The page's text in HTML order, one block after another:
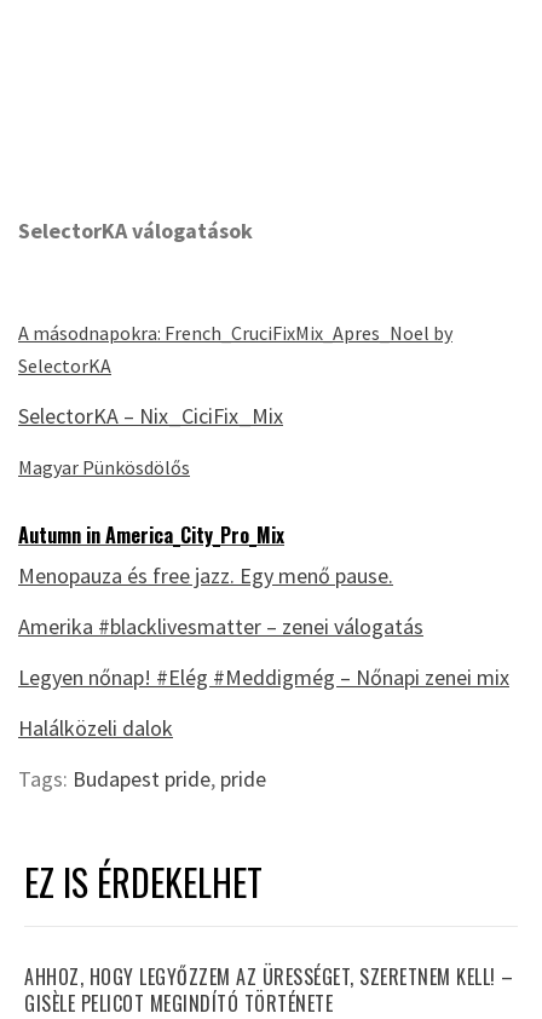
SelectorKA válogatások
A másodnapokra: French_CruciFixMix_Apres_Noel by
SelectorKA
SelectorKA – Nix_CiciFix_Mix
Magyar Pünkösdölős
Autumn in America_City_Pro_Mix
Menopauza és free jazz. Egy menő pause.
Amerika #blacklivesmatter – zenei válogatás
Legyen nőnap! #Elég #Meddigmég – Nőnapi zenei mix
Halálközeli dalok
Tags: Budapest pride, pride
EZ IS ÉRDEKELHET
AHHOZ, HOGY LEGYŐZZEM AZ ÜRESSÉGET, SZERETNEM KELL! –
GISÈLE PELICOT MEGINDÍTÓ TÖRTÉNETE